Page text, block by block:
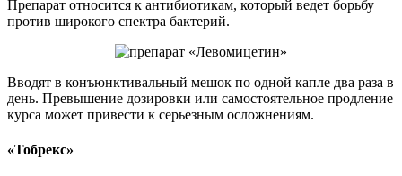
Препарат относится к антибиотикам, который ведет борьбу
против широкого спектра бактерий.
Вводят в конъюнктивальный мешок по одной капле два раза в
день. Превышение дозировки или самостоятельное продление
курса может привести к серьезным осложнениям.
«Тобрекс»